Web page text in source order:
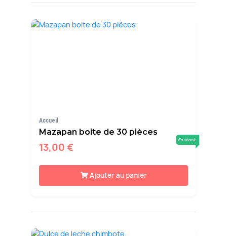
Accueil
Mazapan boite de 30 pièces
13,00 €
En stock
Ajouter au panier